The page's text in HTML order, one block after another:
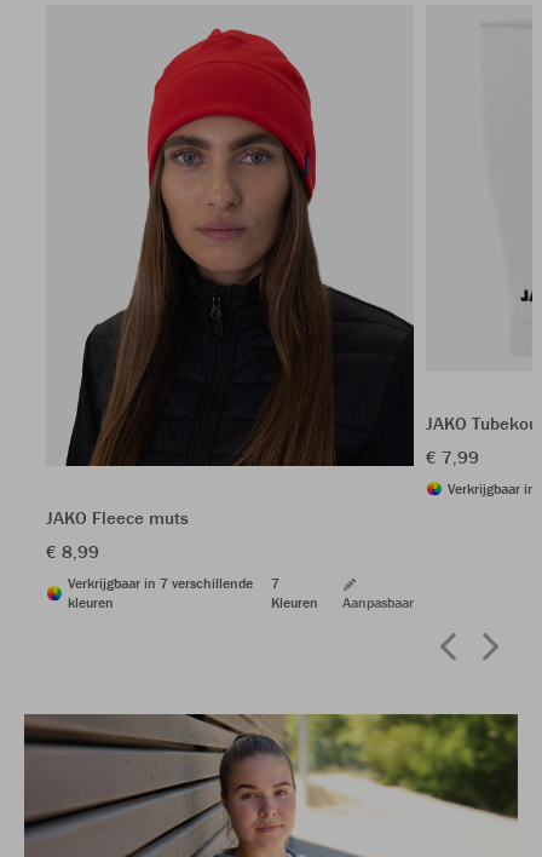
JAKO Fleece muts
€ 8,99
Verkrijgbaar in 7 verschillende
kleuren
7
Kleuren
Aanpasbaar
JAKO
€ 7,99
Verkrijgbaar in